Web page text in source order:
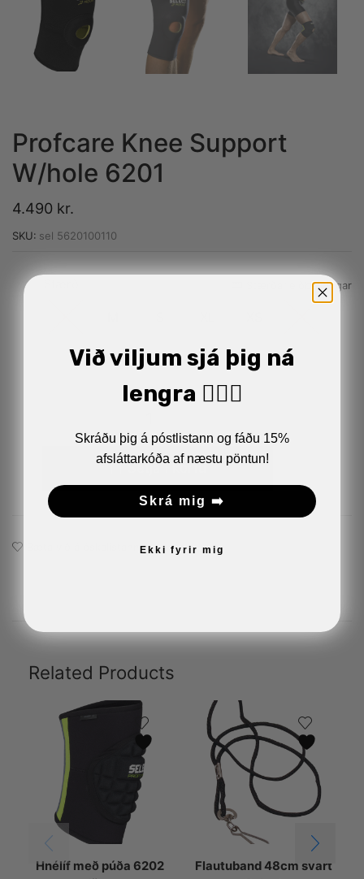
Profcare Knee Support
W/hole 6201
4.490 kr.
SKU: sel 5620100110
Stærðarleiðbeiningar
Setja í körfu
Related Products
Hnélíf með púða 6202
Flautuband 48cm svart
Við viljum sjá þig ná
lengra 🏋🏼‍♂️
Skráðu þig á póstlistann og fáðu 15%
afsláttarkóða af næstu pöntun!
Skrá mig ➡️
Ekki fyrir mig